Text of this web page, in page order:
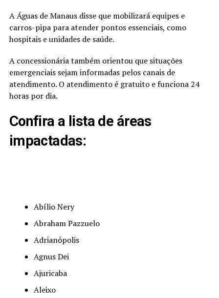
A Águas de Manaus disse que mobilizará equipes e
carros-pipa para atender pontos essenciais, como
hospitais e unidades de saúde.
A concessionária também orientou que situações
emergenciais sejam informadas pelos canais de
atendimento. O atendimento é gratuito e funciona 24
horas por dia.
Confira a lista de áreas
impactadas:
Abílio Nery
Abraham Pazzuelo
Adrianópolis
Agnus Dei
Ajuricaba
Aleixo